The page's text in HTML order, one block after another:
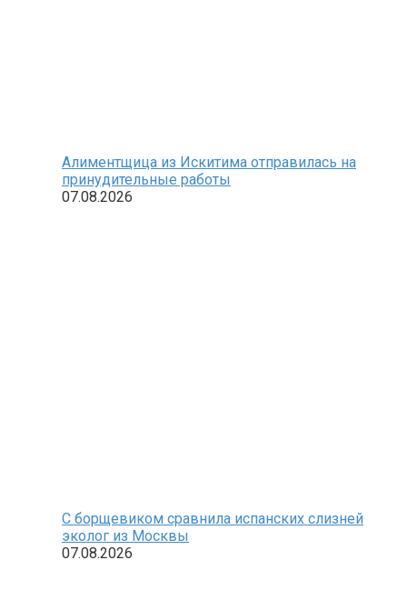
Алиментщица из Искитима отправилась на
принудительные работы
07.08.2026
С борщевиком сравнила испанских слизней
эколог из Москвы
07.08.2026